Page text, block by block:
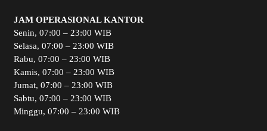
JAM OPERASIONAL KANTOR
Senin, 07:00 – 23:00 WIB
Selasa, 07:00 – 23:00 WIB
Rabu, 07:00 – 23:00 WIB
Kamis, 07:00 – 23:00 WIB
Jumat, 07:00 – 23:00 WIB
Sabtu, 07:00 – 23:00 WIB
Minggu, 07:00 – 23:00 WIB